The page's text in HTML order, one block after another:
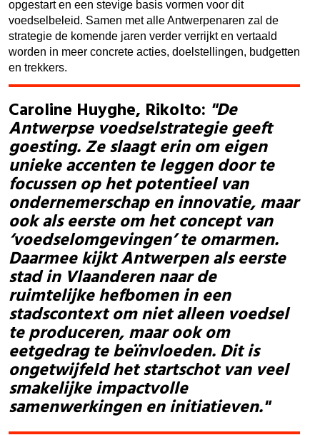
opgestart en een stevige basis vormen voor dit
voedselbeleid. Samen met alle Antwerpenaren zal de
strategie de komende jaren verder verrijkt en vertaald
worden in meer concrete acties, doelstellingen, budgetten
en trekkers.
Caroline Huyghe, Rikolto: "De
Antwerpse voedselstrategie geeft
goesting. Ze slaagt erin om eigen
unieke accenten te leggen door te
focussen op het potentieel van
ondernemerschap en innovatie, maar
ook als eerste om het concept van
‘voedselomgevingen’ te omarmen.
Daarmee kijkt Antwerpen als eerste
stad in Vlaanderen naar de
ruimtelijke hefbomen in een
stadscontext om niet alleen voedsel
te produceren, maar ook om
eetgedrag te beïnvloeden. Dit is
ongetwijfeld het startschot van veel
smakelijke impactvolle
samenwerkingen en initiatieven."